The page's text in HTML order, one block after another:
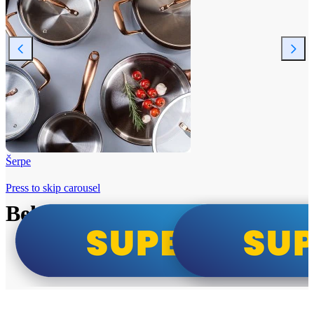
Šerpe
Beko i Tesla super cene
Press to skip carousel